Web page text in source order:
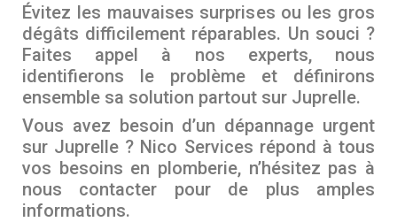
Évitez les mauvaises surprises ou les gros
dégâts difficilement réparables. Un souci ?
Faites appel à nos experts, nous
identifierons le problème et définirons
ensemble sa solution partout sur Juprelle.
Vous avez besoin d’un dépannage urgent
sur Juprelle ? Nico Services répond à tous
vos besoins en plomberie, n’hésitez pas à
nous contacter pour de plus amples
informations.